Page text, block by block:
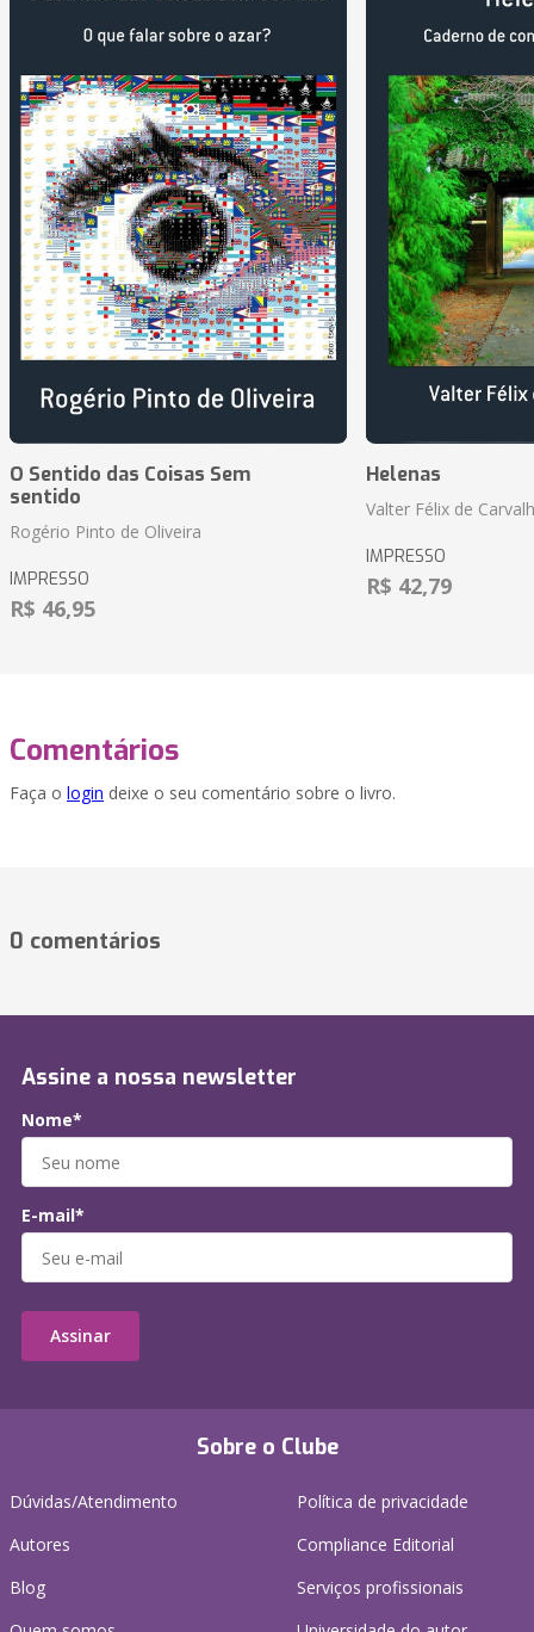
O Sentido das Coisas Sem
sentido
Rogério Pinto de Oliveira
IMPRESSO
R$ 46,95
Helenas
Valter Félix de
IMPRESSO
R$ 42,79
Comentários
Faça o login deixe o seu comentário sobre o livro.
0 comentários
Sobre o Clube
Dúvidas/Atendimento
Autores
Blog
Política de privacidade
Compliance Editorial
Serviços profissionais
Assine a nossa newsletter
Nome*
E-mail*
Assinar